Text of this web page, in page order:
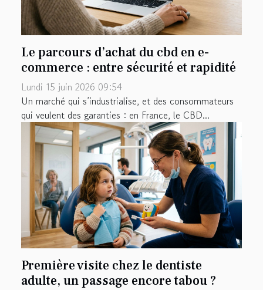
Le parcours d’achat du cbd en e-
commerce : entre sécurité et rapidité
Lundi 15 juin 2026 09:54
Un marché qui s’industrialise, et des consommateurs
qui veulent des garanties : en France, le CBD...
Première visite chez le dentiste
adulte, un passage encore tabou ?